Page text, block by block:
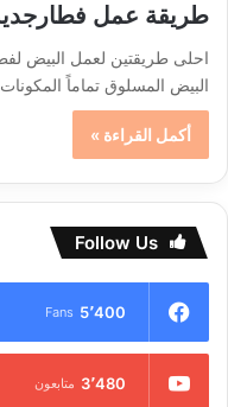
طريقة عمل
احلى طريقتين لعمل البيض
البيض المسلوق تماماً
أكمل القراءة »
Follow Us
5٬400 Fans
3٬480 متابعون